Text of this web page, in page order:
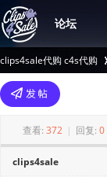
论坛
clips4sale代购 c4s代购
>
查看: 372 | 回复: 0
clips4sale